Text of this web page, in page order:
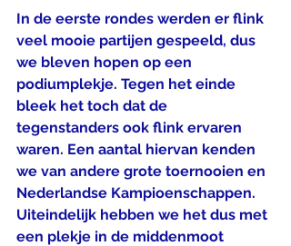
In de eerste rondes werden er flink
veel mooie partijen gespeeld, dus
we bleven hopen op een
podiumplekje. Tegen het einde
bleek het toch dat de
tegenstanders ook flink ervaren
waren. Een aantal hiervan kenden
we van andere grote toernooien en
Nederlandse Kampioenschappen.
Uiteindelijk hebben we het dus met
een plekje in de middenmoot